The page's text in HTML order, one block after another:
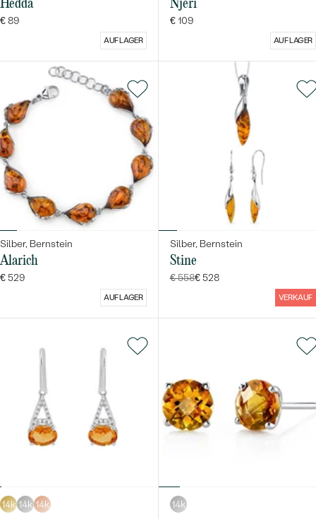
Hedda
€ 89
AUF LAGER
Njeri
€ 109
AUF LAGER
Silber, Bernstein
Alarich
€ 529
AUF LAGER
Silber, Bernstein
Stine
€ 558€ 528
VERKAUF
14k 14k 14k 14k